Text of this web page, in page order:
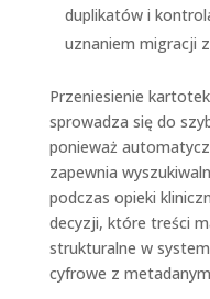
duplikatów i
uznaniem migracji
Przeniesienie
sprowadza się do
ponieważ
zapewnia
podczas opieki
decyzji, które treści
strukturalne w
cyfrowe z